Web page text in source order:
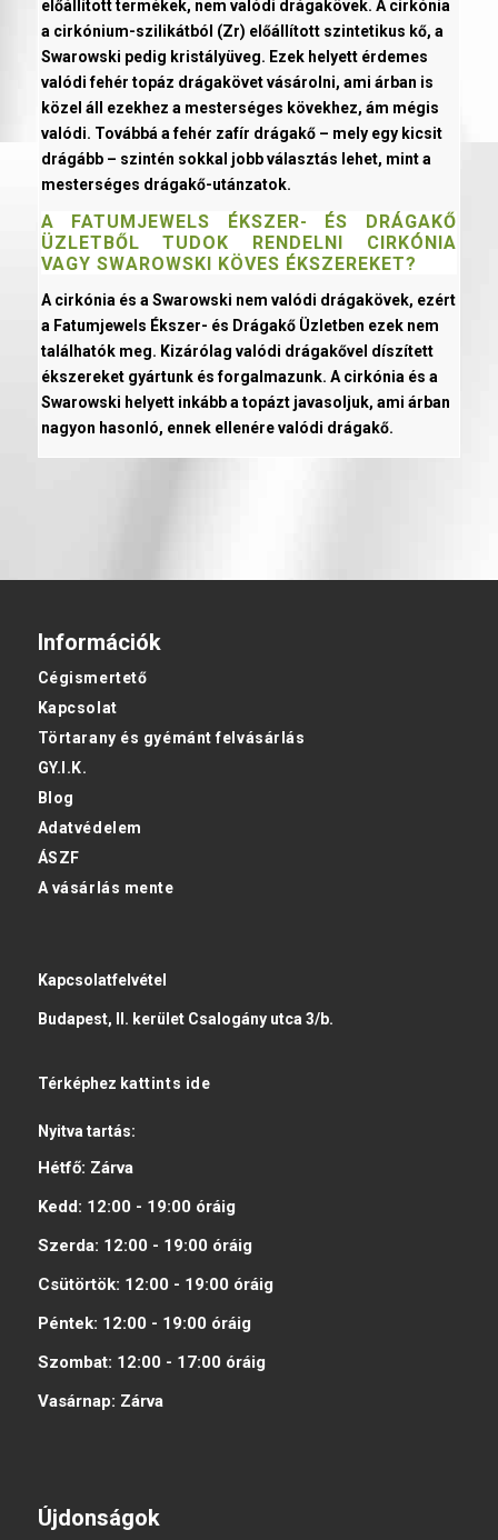
előállított termékek, nem valódi drágakövek. A cirkónia
a cirkónium-szilikátból (Zr) előállított szintetikus kő, a
Swarowski pedig kristályüveg. Ezek helyett érdemes
valódi fehér topáz drágakövet vásárolni, ami árban is
közel áll ezekhez a mesterséges kövekhez, ám mégis
valódi. Továbbá a fehér zafír drágakő – mely egy kicsit
drágább – szintén sokkal jobb választás lehet, mint a
mesterséges drágakő-utánzatok.
A FATUMJEWELS ÉKSZER- ÉS DRÁGAKŐ
ÜZLETBŐL TUDOK RENDELNI CIRKÓNIA
VAGY SWAROWSKI KÖVES ÉKSZEREKET?
A cirkónia és a Swarowski nem valódi drágakövek, ezért
a Fatumjewels Ékszer- és Drágakő Üzletben ezek nem
találhatók meg. Kizárólag valódi drágakővel díszített
ékszereket gyártunk és forgalmazunk. A cirkónia és a
Swarowski helyett inkább a topázt javasoljuk, ami árban
nagyon hasonló, ennek ellenére valódi drágakő.
Információk
Cégismertető
Kapcsolat
Törtarany és gyémánt felvásárlás
GY.I.K.
Blog
Adatvédelem
ÁSZF
A vásárlás mente
Kapcsolatfelvétel
Budapest, II. kerület Csalogány utca 3/b.
Térképhez kattints ide
Nyitva tartás:
Hétfő: Zárva
Kedd: 12:00 - 19:00 óráig
Szerda: 12:00 - 19:00 óráig
Csütörtök: 12:00 - 19:00 óráig
Péntek: 12:00 - 19:00 óráig
Szombat: 12:00 - 17:00 óráig
Vasárnap: Zárva
Újdonságok